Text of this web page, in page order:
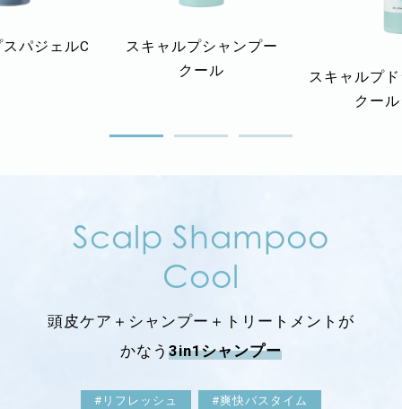
パジェルC
スキャルプシャンプー
クール
スキャルプ
クー
Scalp Shampoo
Cool
頭皮ケア＋シャンプー＋トリートメントが
かなう 3in1シャンプー
#リフレッシュ #爽快バスタイム